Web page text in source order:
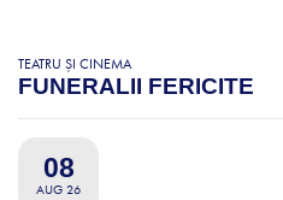
TEATRU ȘI CINEMA
FUNERALII FERICITE
08
AUG 26